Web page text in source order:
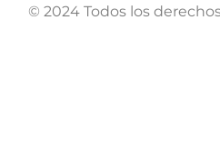
© 2024 Todos los